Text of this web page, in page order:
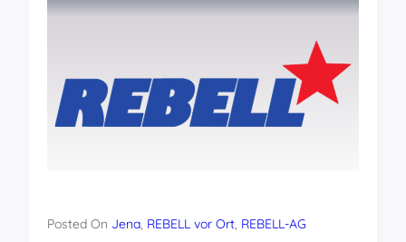
ohne
Posted On Jena, REBELL vor Ort, REBELL-AG